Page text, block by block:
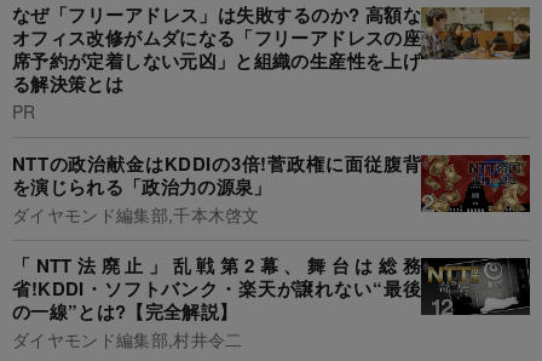
なぜ「フリーアドレス」は失敗するのか? 高額な
オフィス改修がムダになる「フリーアドレスの座
席予約が定着しない元凶」と組織の生産性を上げ
る解決策とは
PR
NTTの政治献金はKDDIの3倍!菅政権に面従腹背
を演じられる「政治力の源泉」
ダイヤモンド編集部,千本木啓文
「NTT法廃止」乱戦第2幕、舞台は総務
省!KDDI・ソフトバンク・楽天が譲れない“最後
の一線”とは?【完全解説】
ダイヤモンド編集部,村井令二